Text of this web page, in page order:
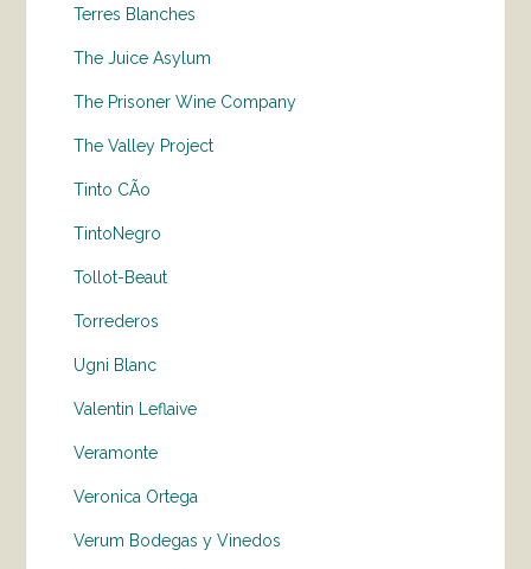
Terres Blanches
The Juice Asylum
The Prisoner Wine Company
The Valley Project
Tinto CÃo
TintoNegro
Tollot-Beaut
Torrederos
Ugni Blanc
Valentin Leflaive
Veramonte
Veronica Ortega
Verum Bodegas y Vinedos